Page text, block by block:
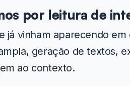
por leitura de
já vinham aparecendo em
geração de textos,
ao contexto.